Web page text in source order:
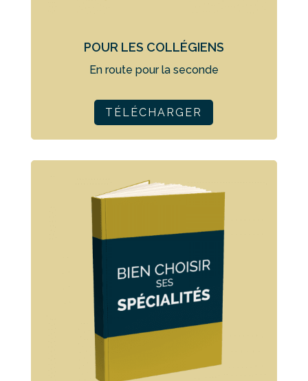
POUR LES COLLÉGIENS
En route pour la seconde
TÉLÉCHARGER